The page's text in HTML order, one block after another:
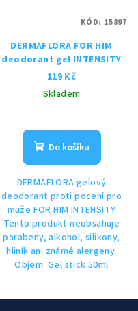
DERMAFLORA FOR HIM
deodorant gel INTENSITY
119 Kč
Skladem
Do košíku
DERMAFLORA gelový
deodorant proti pocení pro
muže FOR HIM INTENSITY
Tento produkt neobsahuje
parabeny, alkohol, silikony,
hliník ani známé alergeny.
Objem: Gel stick 50ml
KÓD: 15897